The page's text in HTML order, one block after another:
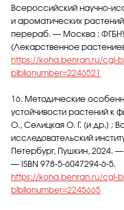
Всероссийский научно-
и ароматических
перераб. — Москва :
(Лекарственное
https://koha.benran.ru/cgi-
biblionumber=2246521
16. Методические
устойчивости растений к
О., Селицкая О. Г. [и др.] ;
исследовательский
Петербург, Пушкин, 2024. —
— ISBN 978-5-6047294-6-5.
https://koha.benran.ru/cgi-
biblionumber=2245665